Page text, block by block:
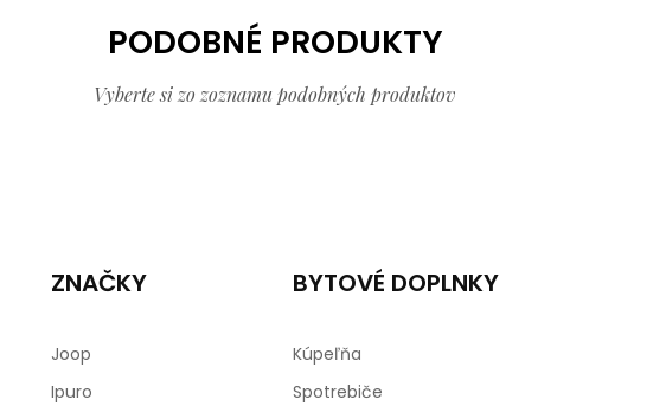
PODOBNÉ PRODUKTY
Vyberte si zo zoznamu podobných produktov
ZNAČKY
Joop
Ipuro
BYTOVÉ DOPLNKY
Kúpeľňa
Spotrebiče